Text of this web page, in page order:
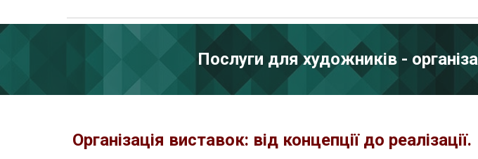
Послуги для художників -
Організація виставок: від концепції до реалізації.